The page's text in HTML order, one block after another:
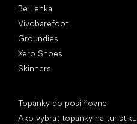
Be Lenka
Vivobarefoot
Groundies
Xero Shoes
Skinners
Topánky do posilňovne
Ako vybrať topánky na turistiku